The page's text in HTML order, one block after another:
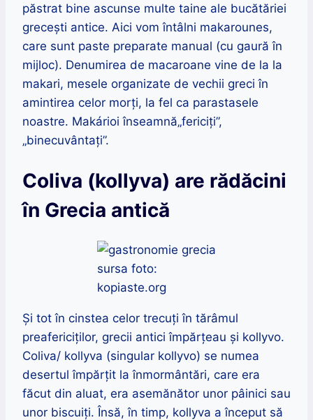
păstrat bine ascunse multe taine ale bucătăriei
grecești antice. Aici vom întâlni makarounes,
care sunt paste preparate manual (cu gaură în
mijloc). Denumirea de macaroane vine de la la
makari, mesele organizate de vechii greci în
amintirea celor morți, la fel ca parastasele
noastre. Makárioi înseamnă„fericiți”,
„binecuvântați”.
Coliva (kollyva) are rădăcini
în Grecia antică
sursa foto:
kopiaste.org
Și tot în cinstea celor trecuți în tărâmul
preafericiților, grecii antici împărțeau și kollyvo.
Coliva/ kollyva (singular kollyvo) se numea
desertul împărțit la înmormântări, care era
făcut din aluat, era asemănător unor pâinici sau
unor biscuiți. Însă, în timp, kollyva a început să